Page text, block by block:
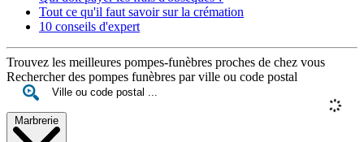
Tout ce qu'il faut savoir sur la crémation
10 conseils d'expert
Trouvez les meilleures pompes-funèbres proches de chez vous
Rechercher des pompes funèbres par ville ou code postal
Marbrerie